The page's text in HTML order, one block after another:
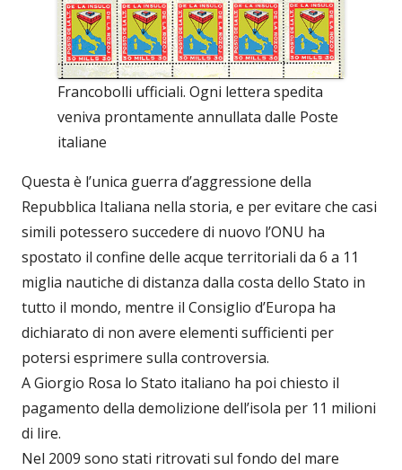
Francobolli ufficiali. Ogni lettera spedita
veniva prontamente annullata dalle Poste
italiane
Questa è l’unica guerra d’aggressione della
Repubblica Italiana nella storia, e per evitare che casi
simili potessero succedere di nuovo l’ONU ha
spostato il confine delle acque territoriali da 6 a 11
miglia nautiche di distanza dalla costa dello Stato in
tutto il mondo, mentre il Consiglio d’Europa ha
dichiarato di non avere elementi sufficienti per
potersi esprimere sulla controversia.
A Giorgio Rosa lo Stato italiano ha poi chiesto il
pagamento della demolizione dell’isola per 11 milioni
di lire.
Nel 2009 sono stati ritrovati sul fondo del mare